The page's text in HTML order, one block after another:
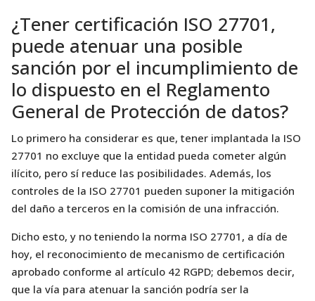
¿Tener certificación ISO 27701,
puede atenuar una posible
sanción por el incumplimiento de
lo dispuesto en el Reglamento
General de Protección de datos?
Lo primero ha considerar es que, tener implantada la ISO
27701 no excluye que la entidad pueda cometer algún
ilícito, pero sí reduce las posibilidades. Además, los
controles de la ISO 27701 pueden suponer la mitigación
del daño a terceros en la comisión de una infracción.
Dicho esto, y no teniendo la norma ISO 27701, a día de
hoy, el reconocimiento de mecanismo de certificación
aprobado conforme al artículo 42 RGPD; debemos decir,
que la vía para atenuar la sanción podría ser la